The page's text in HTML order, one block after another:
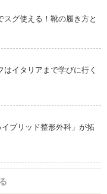
グ使える！靴の履き方と
イタリアまで学びに行く
ブリッド整形外科」が拓